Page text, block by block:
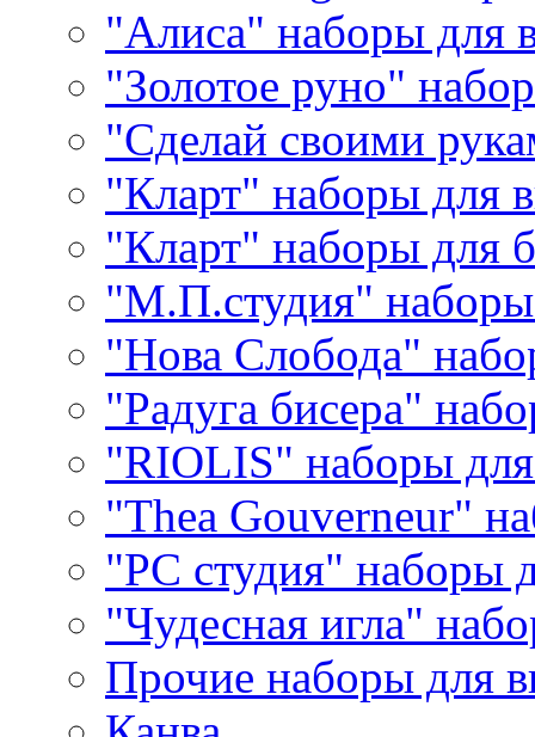
"Алиса" наборы для
"Золотое руно"
"Сделай своими
"Кларт" наборы для
"Кларт" наборы для
"М.П.студия"
"Нова Слобода"
"Радуга бисера"
"RIOLIS" наборы
"Thea Gouverneur"
"РС студия" наборы
"Чудесная игла"
Прочие наборы для